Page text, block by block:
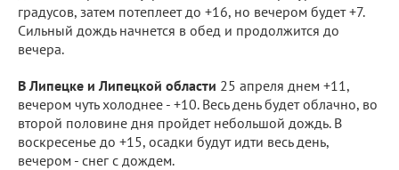
градусов, затем потеплеет до +16, но вечером будет +7.
Сильный дождь начнется в обед и продолжится до
вечера.
В Липецке и Липецкой области 25 апреля днем +11,
вечером чуть холоднее - +10. Весь день будет облачно, во
второй половине дня пройдет небольшой дождь. В
воскресенье до +15, осадки будут идти весь день,
вечером - снег с дождем.